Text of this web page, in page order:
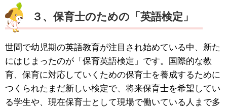
３、保育士のための「英語検定」
世間で幼児期の英語教育が注目され始めている中、新た
にはじまったのが「保育英語検定」です。国際的な教
育、保育に対応していくための保育士を養成するために
つくられたまだ新しい検定で、将来保育士を希望してい
る学生や、現在保育士として現場で働いている人まで多